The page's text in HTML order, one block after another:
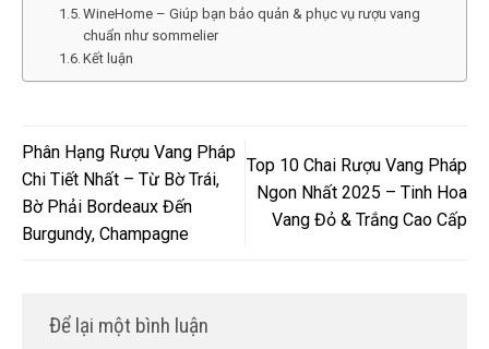
WineHome – Giúp bạn bảo quản & phục vụ rượu vang
chuẩn như sommelier
Kết luận
Phân Hạng Rượu Vang Pháp
Chi Tiết Nhất – Từ Bờ Trái,
Bờ Phải Bordeaux Đến
Burgundy, Champagne
Top 10 Chai Rượu Vang Pháp
Ngon Nhất 2025 – Tinh Hoa
Vang Đỏ & Trắng Cao Cấp
Để lại một bình luận